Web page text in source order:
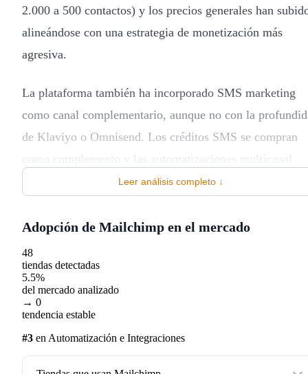
2.000 a 500 contactos) y los precios generales han
alineándose con una estrategia de monetización más
agresiva.
La plataforma también ha incorporado SMS marketing
como canal complementario, aunque no con la
de Klaviyo o Omnisend. Los créditos SMS se compran
como complemento y las automatizaciones multicanal
(email + SMS) solo están disponibles desde el plan
Comparativa con Klaviyo: dos filosofías
distintas
La comparación Mailchimp vs Klaviyo es inevitable y
revela dos enfoques diferentes. Klaviyo se construyó
el dato transaccional de ecommerce: cada segmento,
Leer análisis completo ↓
Adopción de Mailchimp en el mercado
48
tiendas detectadas
5.5%
del mercado analizado
→ 0
tendencia estable
#3 en Automatización e Integraciones